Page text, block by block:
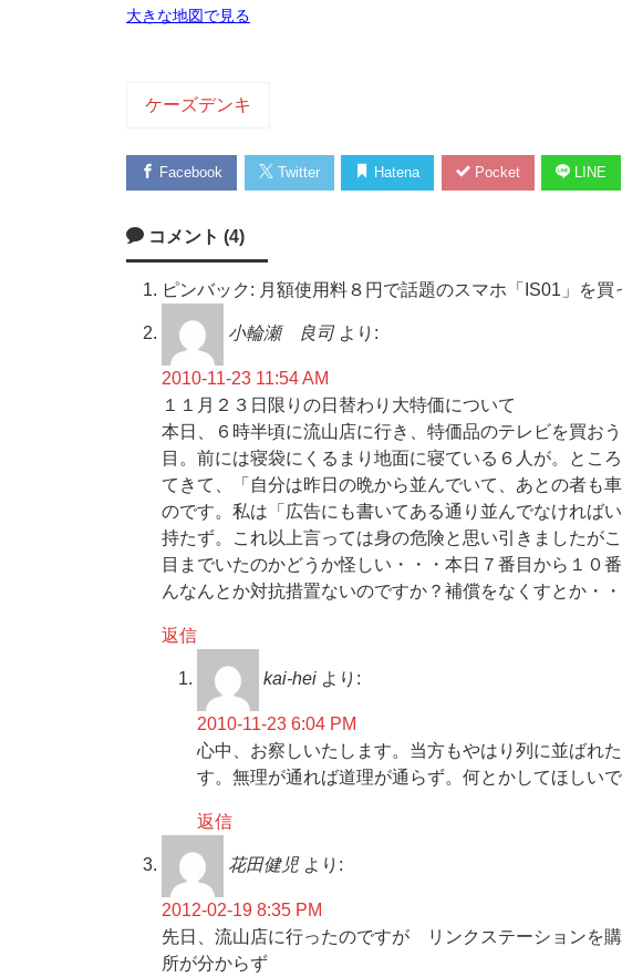
大きな地図で見る
ケーズデンキ
Facebook Twitter Hatena Pocket LINE
コメント (4)
ピンバック: 月額使用料８円で話題のスマホ「IS01」を買
小輪瀬 良司 より:
2010-11-23 11:54 AM
１１月２３日限りの日替わり大特価について
本日、６時半頃に流山店に行き、特価品のテレビを買お
目。前には寝袋にくるまり地面に寝ている６人が。とこ
てきて、「自分は昨日の晩から並んでいて、あとの者も
のです。私は「広告にも書いてある通り並んでなければ
持たず。これ以上言っては身の危険と思い引きましたが
目までいたのかどうか怪しい・・・本日７番目から１０
んなんとか対抗措置ないのですか？補償をなくすとか・
返信
kai-hei より:
2010-11-23 6:04 PM
心中、お察しいたします。当方もやはり列に並ばれ
す。無理が通れば道理が通らず。何とかしてほしいで
返信
花田健児 より:
2012-02-19 8:35 PM
先日、流山店に行ったのですが リンクステーションを
所が分からず